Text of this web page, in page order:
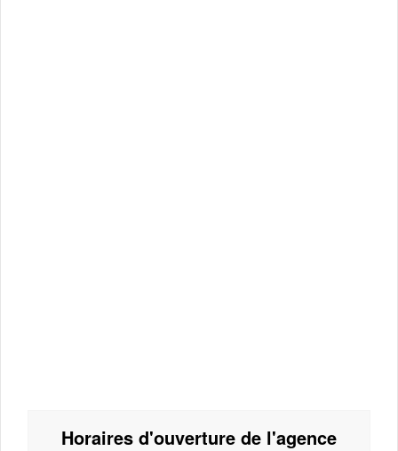
Horaires d'ouverture de l'agence